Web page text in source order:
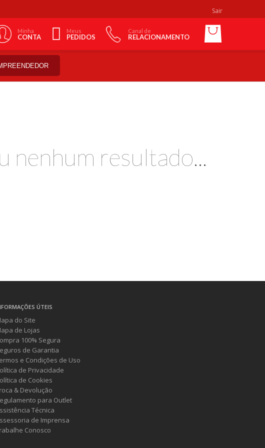
Sair
Minha
CONTA
Meus
PEDIDOS
Canal de
RELACIONAMENTO
nenhum resultado...
ÚTEIS
do Site
de Lojas
100% Segura
de Garantia
e Condições de Uso
de Privacidade
de Cookies
& Devolução
para Outlet
Técnica
de Imprensa
Conosco